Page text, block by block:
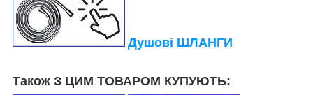
Душові ШЛАНГИ
Також З ЦИМ ТОВАРОМ КУПУЮТЬ: